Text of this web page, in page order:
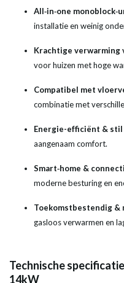
All‑in‑one
installatie en weinig
Krachtige
voor huizen met hoge
Compatibel met
combinatie met
Energie-efficiënt & stil
aangenaam comfort.
Smart‑home &
moderne besturing en
Toekomstbestendig &
gasloos verwarmen en
Technische
14kW